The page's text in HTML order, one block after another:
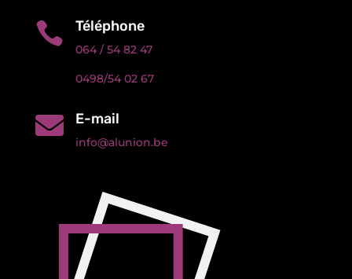
 Téléphone
064 / 54 82 47
0498/54 02 67
 E-mail
info@alunion.be